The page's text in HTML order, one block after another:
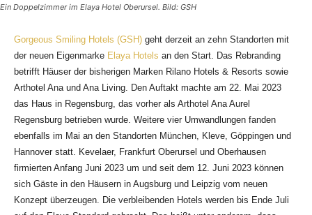
Ein Doppelzimmer im Elaya Hotel Oberursel. Bild: GSH
Gorgeous Smiling Hotels (GSH) geht derzeit an zehn Standorten mit
der neuen Eigenmarke Elaya Hotels an den Start. Das Rebranding
betrifft Häuser der bisherigen Marken Rilano Hotels & Resorts sowie
Arthotel Ana und Ana Living. Den Auftakt machte am 22. Mai 2023
das Haus in Regensburg, das vorher als Arthotel Ana Aurel
Regensburg betrieben wurde. Weitere vier Umwandlungen fanden
ebenfalls im Mai an den Standorten München, Kleve, Göppingen und
Hannover statt. Kevelaer, Frankfurt Oberursel und Oberhausen
firmierten Anfang Juni 2023 um und seit dem 12. Juni 2023 können
sich Gäste in den Häusern in Augsburg und Leipzig vom neuen
Konzept überzeugen. Die verbleibenden Hotels werden bis Ende Juli